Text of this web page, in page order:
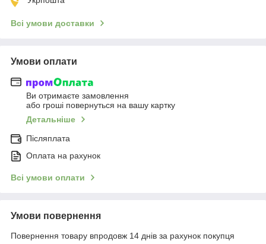
Всі умови доставки
Умови оплати
Ви отримаєте замовлення
або гроші повернуться на вашу картку
Детальніше
Післяплата
Оплата на рахунок
Всі умови оплати
Умови повернення
Повернення товару впродовж 14 днів за рахунок покупця